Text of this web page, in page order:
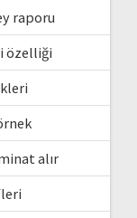
raporu
özelliği
alır